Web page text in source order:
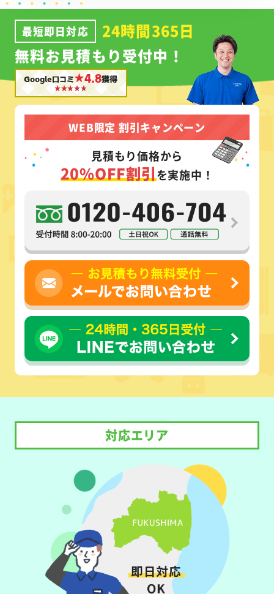
最短即日対応
24時間365日
無料お見積もり受付中！
Google口コミ★4.8獲得
WEB限定 割引キャンペーン
見積もり価格から
20%OFF割引を実施中！
対応エリア